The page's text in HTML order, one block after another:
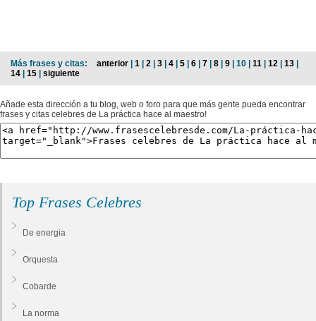
Más frases y citas: anterior | 1 | 2 | 3 | 4 | 5 | 6 | 7 | 8 | 9 | 10 | 11 | 12 | 13 |
14 | 15 | siguiente
Añade esta dirección a tu blog, web o foro para que más gente pueda encontrar
frases y citas celebres de La práctica hace al maestro!
Top Frases Celebres
De energia
Orquesta
Cobarde
La norma